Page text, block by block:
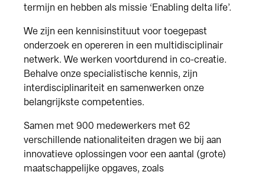
termijn en hebben als missie ‘Enabling delta life’.
We zijn een kennisinstituut voor toegepast
onderzoek en opereren in een multidisciplinair
netwerk. We werken voortdurend in co-creatie.
Behalve onze specialistische kennis, zijn
interdisciplinariteit en samenwerken onze
belangrijkste competenties.
Samen met 900 medewerkers met 62
verschillende nationaliteiten dragen we bij aan
innovatieve oplossingen voor een aantal (grote)
maatschappelijke opgaves, zoals